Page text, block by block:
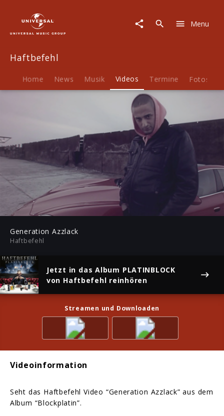
Azzlack
Menu
Haftbefehl
Home News Musik Videos Termine Fotos
Play Mute
Generation Azzlack
Haftbefehl
Jetzt in das Album PLATINBLOCK
von Haftbefehl reinhören
Streamen und Downloaden
Videoinformation
Seht das Haftbefehl Video “Generation Azzlack” aus dem
Album “Blockplatin”.